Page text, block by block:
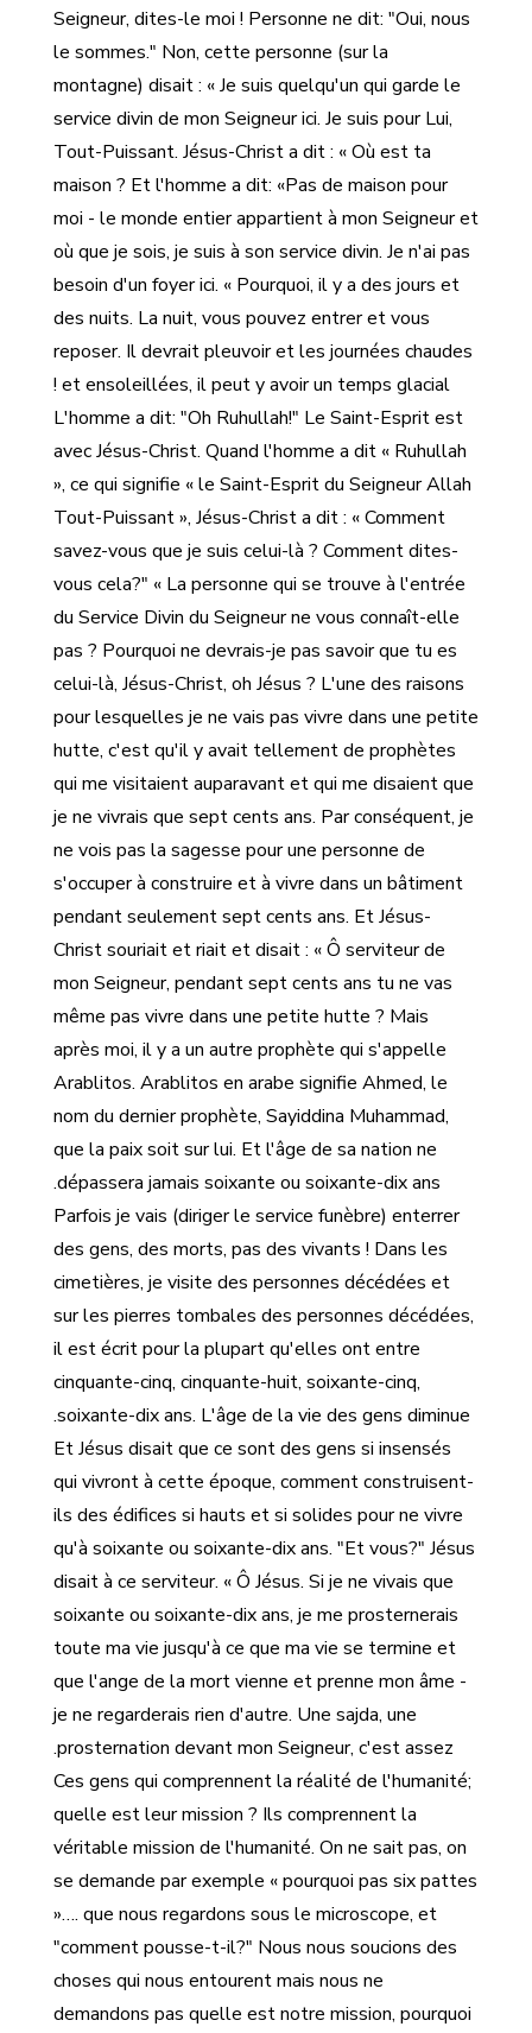
Seigneur, dites-le moi ! Personne ne dit: "Oui, nous
le sommes." Non, cette personne (sur la
montagne) disait : « Je suis quelqu'un qui garde le
service divin de mon Seigneur ici. Je suis pour Lui,
Tout-Puissant. Jésus-Christ a dit : « Où est ta
maison ? Et l'homme a dit: «Pas de maison pour
moi - le monde entier appartient à mon Seigneur et
où que je sois, je suis à son service divin. Je n'ai pas
besoin d'un foyer ici. « Pourquoi, il y a des jours et
des nuits. La nuit, vous pouvez entrer et vous
reposer. Il devrait pleuvoir et les journées chaudes
et ensoleillées, il peut y avoir un temps glacial !
L'homme a dit: "Oh Ruhullah!" Le Saint-Esprit est
avec Jésus-Christ. Quand l'homme a dit « Ruhullah
», ce qui signifie « le Saint-Esprit du Seigneur Allah
Tout-Puissant », Jésus-Christ a dit : « Comment
savez-vous que je suis celui-là ? Comment dites-
vous cela?" « La personne qui se trouve à l'entrée
du Service Divin du Seigneur ne vous connaît-elle
pas ? Pourquoi ne devrais-je pas savoir que tu es
celui-là, Jésus-Christ, oh Jésus ? L'une des raisons
pour lesquelles je ne vais pas vivre dans une petite
hutte, c'est qu'il y avait tellement de prophètes
qui me visitaient auparavant et qui me disaient que
je ne vivrais que sept cents ans. Par conséquent, je
ne vois pas la sagesse pour une personne de
s'occuper à construire et à vivre dans un bâtiment
pendant seulement sept cents ans. Et Jésus-
Christ souriait et riait et disait : « Ô serviteur de
mon Seigneur, pendant sept cents ans tu ne vas
même pas vivre dans une petite hutte ? Mais
après moi, il y a un autre prophète qui s'appelle
Arablitos. Arablitos en arabe signifie Ahmed, le
nom du dernier prophète, Sayiddina Muhammad,
que la paix soit sur lui. Et l'âge de sa nation ne
dépassera jamais soixante ou soixante-dix ans.
Parfois je vais (diriger le service funèbre) enterrer
des gens, des morts, pas des vivants ! Dans les
cimetières, je visite des personnes décédées et
sur les pierres tombales des personnes décédées,
il est écrit pour la plupart qu'elles ont entre
cinquante-cinq, cinquante-huit, soixante-cinq,
soixante-dix ans. L'âge de la vie des gens diminue.
Et Jésus disait que ce sont des gens si insensés
qui vivront à cette époque, comment construisent-
ils des édifices si hauts et si solides pour ne vivre
qu'à soixante ou soixante-dix ans. "Et vous?" Jésus
disait à ce serviteur. « Ô Jésus. Si je ne vivais que
soixante ou soixante-dix ans, je me prosternerais
toute ma vie jusqu'à ce que ma vie se termine et
que l'ange de la mort vienne et prenne mon âme -
je ne regarderais rien d'autre. Une sajda, une
prosternation devant mon Seigneur, c'est assez.
Ces gens qui comprennent la réalité de l'humanité;
quelle est leur mission ? Ils comprennent la
véritable mission de l'humanité. On ne sait pas, on
se demande par exemple « pourquoi pas six pattes
»…. que nous regardons sous le microscope, et
"comment pousse-t-il?" Nous nous soucions des
choses qui nous entourent mais nous ne
demandons pas quelle est notre mission, pourquoi